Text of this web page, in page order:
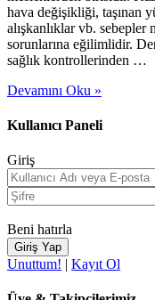
hava değişikliği, taşınan
alışkanlıklar vb. sebepler
sorunlarına eğilimlidir.
sağlık kontrollerinden …
Devamını Oku »
Kullanıcı Paneli
Giriş
Beni hatırla
Unuttum! | Kayıt Ol